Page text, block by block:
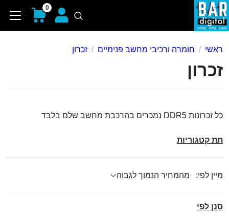
0
ראשי חומרה ורכיבי מחשב פנימיים זכרון
זכרון
כל זכרונות DDR5 נמכרים בהרכבת מחשב שלם בלבד
תת קטגוריות
מיין לפי:
סנן לפי